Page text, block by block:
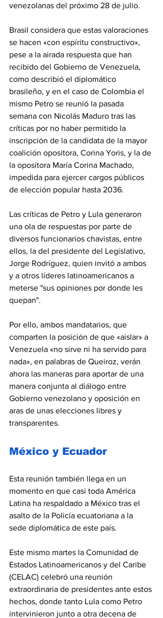
venezolanas del próximo 28 de julio.
Brasil considera que estas valoraciones
se hacen «con espíritu constructivo»,
pese a la airada respuesta que han
recibido del Gobierno de Venezuela,
como describió el diplomático
brasileño, y en el caso de Colombia el
mismo Petro se reunió la pasada
semana con Nicolás Maduro tras las
críticas por no haber permitido la
inscripción de la candidata de la mayor
coalición opositora, Corina Yoris, y la de
la opositora María Corina Machado,
impedida para ejercer cargos públicos
de elección popular hasta 2036.
Las críticas de Petro y Lula generaron
una ola de respuestas por parte de
diversos funcionarios chavistas, entre
ellos, la del presidente del Legislativo,
Jorge Rodríguez, quien invitó a ambos
y a otros líderes latinoamericanos a
meterse "sus opiniones por donde les
quepan".
Por ello, ambos mandatarios, que
comparten la posición de que «aislar» a
Venezuela «no sirve ni ha servido para
nada», en palabras de Queiroz, verán
ahora las maneras para aportar de una
manera conjunta al diálogo entre
Gobierno venezolano y oposición en
aras de unas elecciones libres y
transparentes.
México y Ecuador
Esta reunión también llega en un
momento en que casi toda América
Latina ha respaldado a México tras el
asalto de la Policía ecuatoriana a la
sede diplomática de este país.
Este mismo martes la Comunidad de
Estados Latinoamericanos y del Caribe
(CELAC) celebró una reunión
extraordinaria de presidentes ante estos
hechos, donde tanto Lula como Petro
intervinieron junto a otra decena de